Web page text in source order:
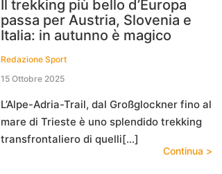
Il trekking più bello d’Europa
passa per Austria, Slovenia e
Italia: in autunno è magico
Redazione Sport
15 Ottobre 2025
L’Alpe-Adria-Trail, dal Großglockner fino al
mare di Trieste è uno splendido trekking
transfrontaliero di quelli[…]
Continua >